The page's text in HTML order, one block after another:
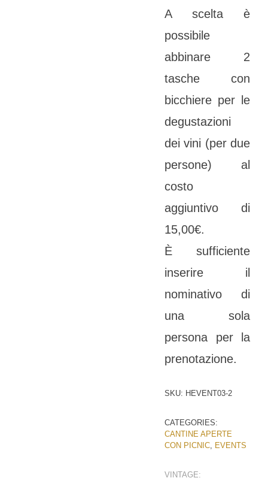
A scelta è
possibile
abbinare 2
tasche con
bicchiere per le
degustazioni
dei vini (per due
persone) al
costo
aggiuntivo di
15,00€.
È sufficiente
inserire il
nominativo di
una sola
persona per la
prenotazione.
SKU: HEVENT03-2
CATEGORIES:
CANTINE APERTE
CON PICNIC, EVENTS
VINTAGE: